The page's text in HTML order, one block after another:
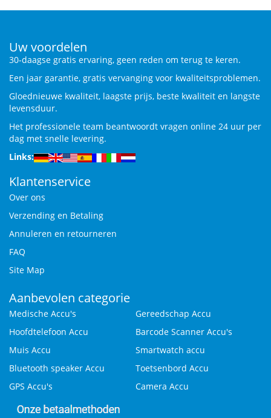
Uw voordelen
30-daagse gratis ervaring, geen reden om terug te keren.
Een jaar garantie, gratis vervanging voor kwaliteitsproblemen.
Gloednieuwe kwaliteit, laagste prijs, beste kwaliteit en langste
levensduur.
Het professionele team beantwoordt vragen online 24 uur per
dag met snelle levering.
Links:
Klantenservice
Over ons
Verzending en Betaling
Annuleren en retourneren
FAQ
Site Map
Aanbevolen categorie
Medische Accu's
Gereedschap Accu
Hoofdtelefoon Accu
Barcode Scanner Accu's
Muis Accu
Smartwatch accu
Bluetooth speaker Accu
Toetsenbord Accu
GPS Accu's
Camera Accu